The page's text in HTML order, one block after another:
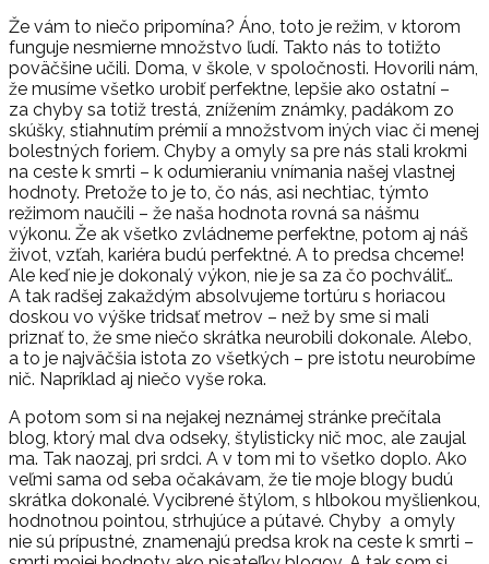
Že vám to niečo pripomína? Áno, toto je režim, v ktorom
funguje nesmierne množstvo ľudí. Takto nás to totižto
poväčšine učili. Doma, v škole, v spoločnosti. Hovorili nám,
že musíme všetko urobiť perfektne, lepšie ako ostatní –
za chyby sa totiž trestá, znížením známky, padákom zo
skúšky, stiahnutím prémií a množstvom iných viac či menej
bolestných foriem. Chyby a omyly sa pre nás stali krokmi
na ceste k smrti – k odumieraniu vnímania našej vlastnej
hodnoty. Pretože to je to, čo nás, asi nechtiac, týmto
režimom naučili – že naša hodnota rovná sa nášmu
výkonu. Že ak všetko zvládneme perfektne, potom aj náš
život, vzťah, kariéra budú perfektné. A to predsa chceme!
Ale keď nie je dokonalý výkon, nie je sa za čo pochváliť…
A tak radšej zakaždým absolvujeme tortúru s horiacou
doskou vo výške tridsať metrov – než by sme si mali
priznať to, že sme niečo skrátka neurobili dokonale. Alebo,
a to je najväčšia istota zo všetkých – pre istotu neurobíme
nič. Napríklad aj niečo vyše roka.
A potom som si na nejakej neznámej stránke prečítala
blog, ktorý mal dva odseky, štylisticky nič moc, ale zaujal
ma. Tak naozaj, pri srdci. A v tom mi to všetko doplo. Ako
veľmi sama od seba očakávam, že tie moje blogy budú
skrátka dokonalé. Vycibrené štýlom, s hlbokou myšlienkou,
hodnotnou pointou, strhujúce a pútavé. Chyby a omyly
nie sú prípustné, znamenajú predsa krok na ceste k smrti –